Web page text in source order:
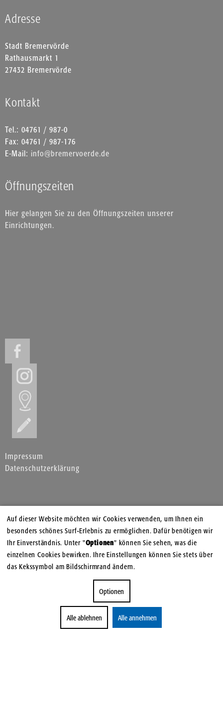
Adresse
Stadt Bremervörde
Rathausmarkt 1
27432 Bremervörde
Kontakt
Tel.: 04761 / 987-0
Fax: 04761 / 987-176
E-Mail: info@bremervoerde.de
Öffnungszeiten
Hier gelangen Sie zu den Öffnungszeiten unserer
Einrichtungen.
Impressum
Datenschutzerklärung
Auf dieser Website möchten wir Cookies verwenden, um Ihnen ein
besonders schönes Surf-Erlebnis zu ermöglichen. Dafür benötigen wir
Ihr Einverständnis. Unter "Optionen" können Sie sehen, was die
einzelnen Cookies bewirken. Ihre Einstellungen können Sie stets über
das Kekssymbol am Bildschirmrand ändern.
Optionen
Alle ablehnen Alle annehmen